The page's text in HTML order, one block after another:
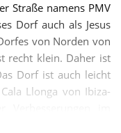
Straße namens PMV
Dorf auch als Jesus
von Norden von
recht klein. Daher ist
Dorf ist auch leicht
Llonga von Ibiza-
wurde nun in einer